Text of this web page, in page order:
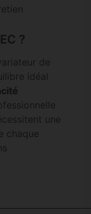
?
de
idéal
une
chaque